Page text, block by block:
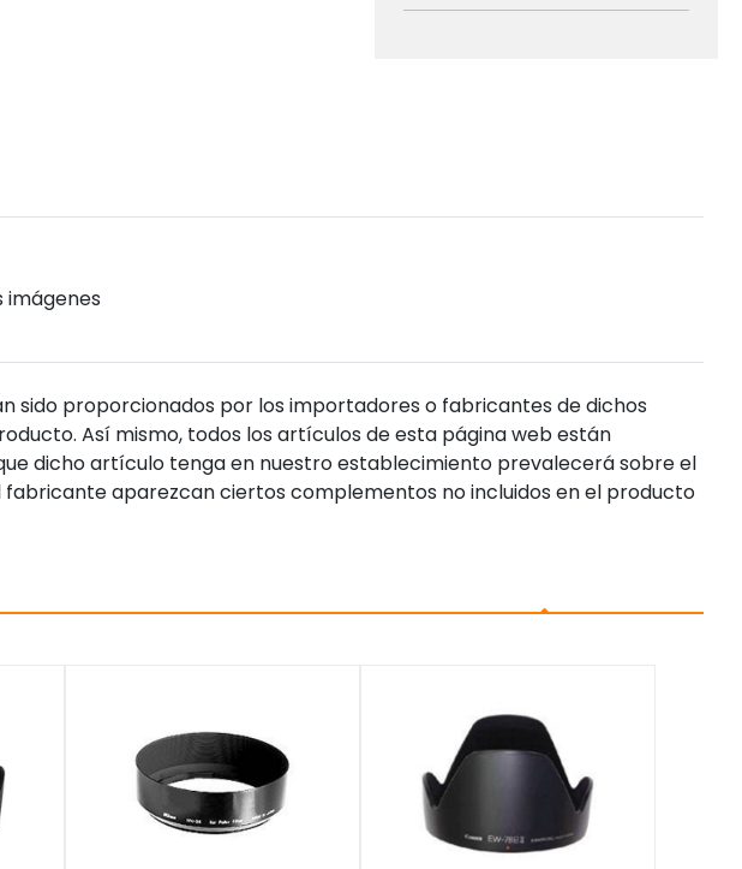
imágenes
sido proporcionados por los importadores o fabricantes de dichos
Así mismo, todos los artículos de esta página web están
dicho artículo tenga en nuestro establecimiento prevalecerá sobre el
aparezcan ciertos complementos no incluidos en el producto